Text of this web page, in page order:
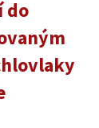
do